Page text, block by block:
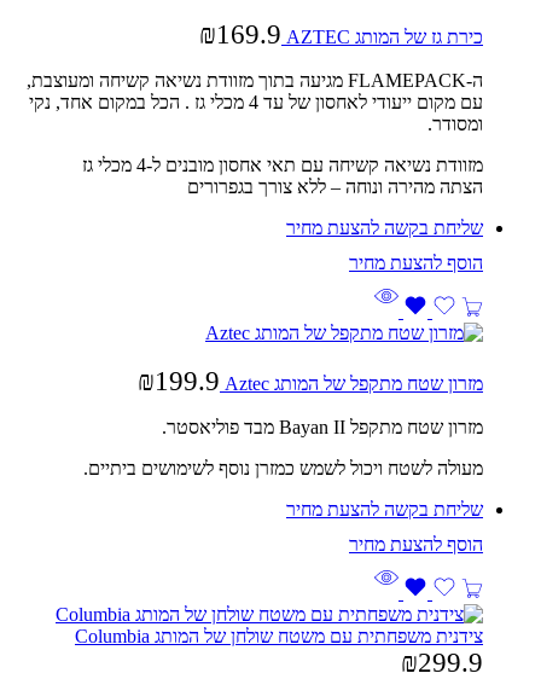
כירת גז של המותג AZTEC ₪169.9
ה-FLAMEPACK מגיעה בתוך מזוודת נשיאה קשיחה ומעוצבת,
עם מקום ייעודי לאחסון של עד 4 מכלי גז . הכל במקום אחד, נקי
ומסודר.
מזוודת נשיאה קשיחה עם תאי אחסון מובנים ל-4 מכלי גז
הצתה מהירה ונוחה – ללא צורך בגפרורים
שליחת בקשה להצעת מחיר
מזרון שטח מתקפל של המותג Aztec ₪199.9
מזרון שטח מתקפל Bayan II מבד פוליאסטר.
מעולה לשטח ויכול לשמש כמזרן נוסף לשימושים ביתיים.
שליחת בקשה להצעת מחיר
צידנית משפחתית עם משטח שולחן של המותג Columbia
₪299.9